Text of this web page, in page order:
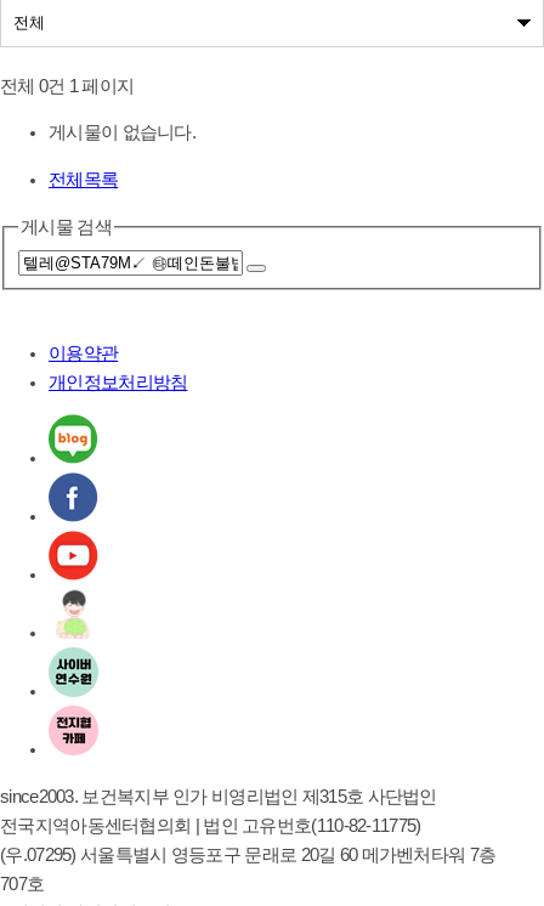
전체 0건 1 페이지
게시물이 없습니다.
전체목록
게시물 검색
이용약관
개인정보처리방침
since2003. 보건복지부 인가 비영리법인 제315호 사단법인
전국지역아동센터협의회 | 법인 고유번호(110-82-11775)
(우.07295) 서울특별시 영등포구 문래로 20길 60 메가벤처타워 7층
707호